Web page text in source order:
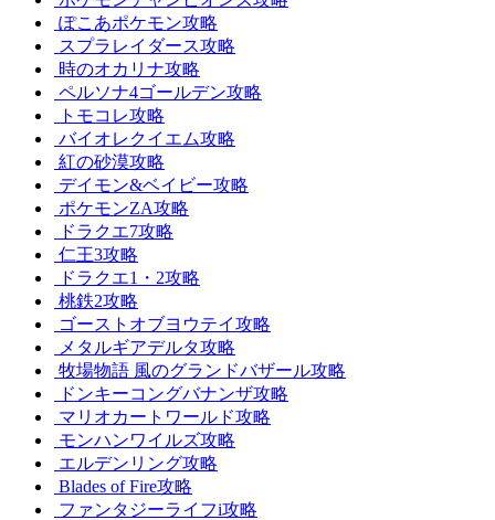
ぽこあポケモン攻略
スプラレイダース攻略
時のオカリナ攻略
ペルソナ4ゴールデン攻略
トモコレ攻略
バイオレクイエム攻略
紅の砂漠攻略
デイモン&ベイビー攻略
ポケモンZA攻略
ドラクエ7攻略
仁王3攻略
ドラクエ1・2攻略
桃鉄2攻略
ゴーストオブヨウテイ攻略
メタルギアデルタ攻略
牧場物語 風のグランドバザール攻略
ドンキーコングバナンザ攻略
マリオカートワールド攻略
モンハンワイルズ攻略
エルデンリング攻略
Blades of Fire攻略
ファンタジーライフi攻略